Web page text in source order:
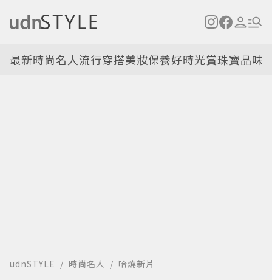
最新時尚名人流行穿搭美妝保養好時光賞珠寶品味
udnSTYLE 時尚名人 哈燒新片